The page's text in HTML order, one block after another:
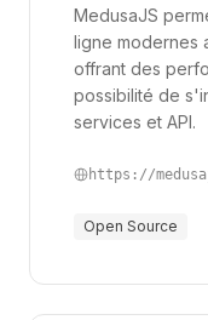
MedusaJS
ligne modernes
offrant des
possibilité de
services et API.
https://
Open Source